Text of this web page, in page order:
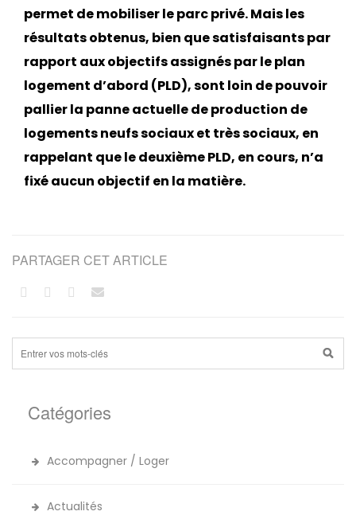
permet de mobiliser le parc privé. Mais les
résultats obtenus, bien que satisfaisants par
rapport aux objectifs assignés par le plan
logement d’abord (PLD), sont loin de pouvoir
pallier la panne actuelle de production de
logements neufs sociaux et très sociaux, en
rappelant que le deuxième PLD, en cours, n’a
fixé aucun objectif en la matière.
PARTAGER CET ARTICLE
Catégories
Accompagner / Loger
Actualités